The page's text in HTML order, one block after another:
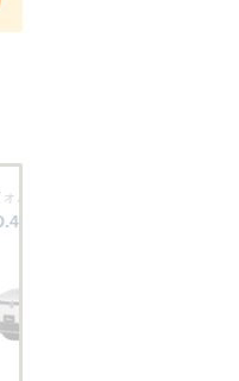
ォルクスワーゲン